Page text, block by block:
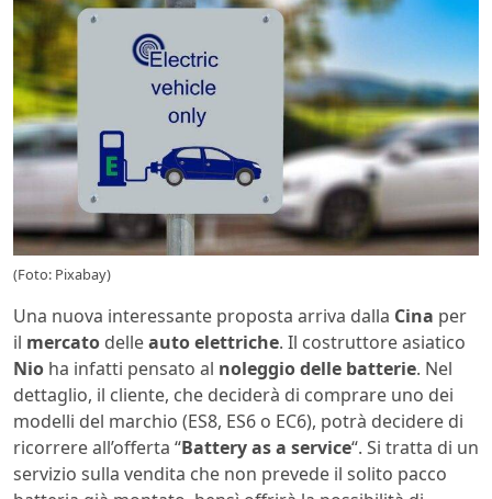
(Foto: Pixabay)
Una nuova interessante proposta arriva dalla Cina per
il mercato delleautoelettriche. Il costruttore asiatico
Nio ha infatti pensato al noleggiodelle batterie. Nel
dettaglio, il cliente, che deciderà di comprare uno dei
modelli del marchio (ES8, ES6 o EC6), potrà decidere di
ricorrere all’offerta “Battery as a service“. Si tratta di un
servizio sulla vendita che non prevede il solito pacco